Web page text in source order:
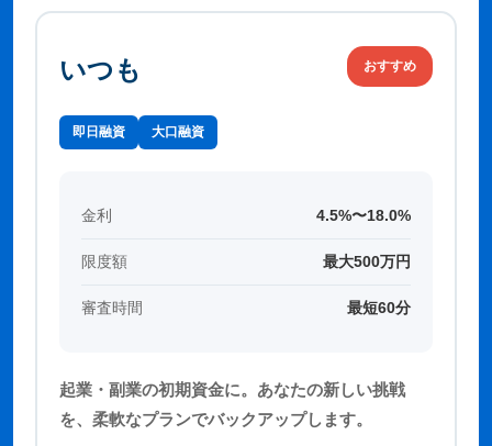
いつも おすすめ
即日融資 大口融資
金利 4.5%〜18.0%
限度額 最大500万円
審査時間 最短60分
起業・副業の初期資金に。あなたの新しい挑戦
を、柔軟なプランでバックアップします。